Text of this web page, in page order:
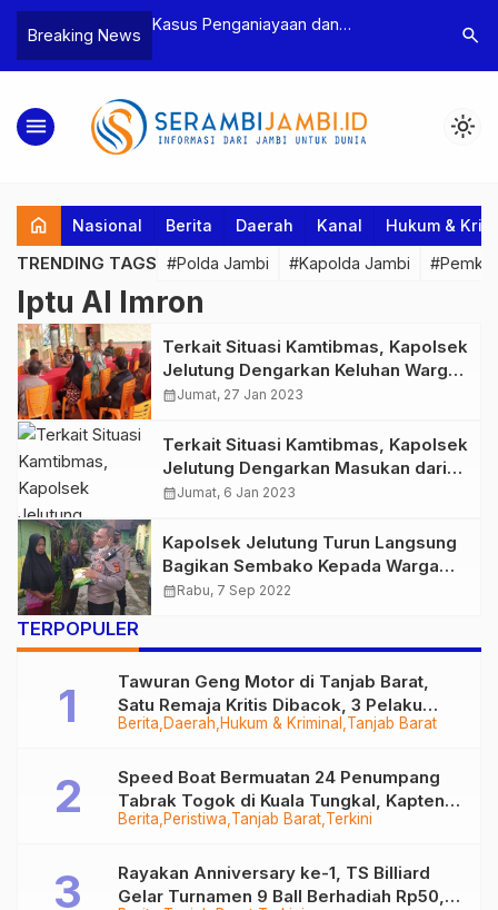
Breaking News
Bea Cukai
Pelaku beserta
dan 146 Gram
Kasus Penganiayaan dan
Tebo Tetapkan Dua Tersangka
Polres
Dua
search
menu light_mode
home Nasional Berita Daerah Kanal Hukum &
TRENDING TAGS #Polda Jambi #Kapolda Jambi
Iptu Al Imron
Terkait Situasi Kamtibmas, Kapolsek
Jelutung Dengarkan Keluhan Warga
pada Jum’at Curhat
calendar_monthJumat, 27 Jan 2023
Terkait Situasi Kamtibmas, Kapolsek
Jelutung Dengarkan Masukan dari
Masyarakat pada Jum’at Curhat
calendar_monthJumat, 6 Jan 2023
Kapolsek Jelutung Turun Langsung
Bagikan Sembako Kepada Warga
Terdampak Inflasi Kenaikan BBM
calendar_monthRabu, 7 Sep 2022
TERPOPULER
Berita Daerah Hukum & Kriminal Tanjab Barat
Tawuran Geng Motor di Tanjab Barat,
Satu Remaja Kritis Dibacok, 3 Pelaku
Ditangkap
Berita Peristiwa Tanjab Barat Terkini
Speed Boat Bermuatan 24 Penumpang
Tabrak Togok di Kuala Tungkal, Kapten
Sempat Hilang
Rayakan Anniversary ke-1, TS Billiard
Gelar Turnamen 9 Ball Berhadiah Rp50,8